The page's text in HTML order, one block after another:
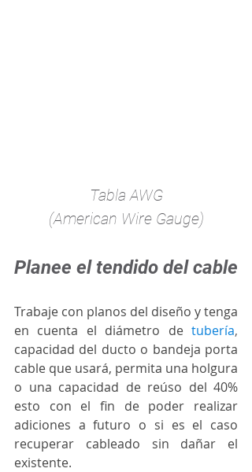
Tabla AWG
(American Wire Gauge)
Planee el tendido del cable
Trabaje con planos del diseño y tenga
en cuenta el diámetro de tubería,
capacidad del ducto o bandeja porta
cable que usará, permita una holgura
o una capacidad de reúso del 40%
esto con el fin de poder realizar
adiciones a futuro o si es el caso
recuperar cableado sin dañar el
existente.